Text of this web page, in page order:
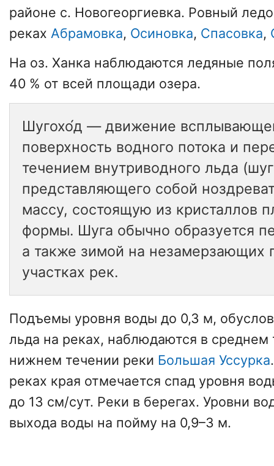
районе с. Новогеоргиевка. Ровный
реках Абрамовка, Осиновка, Спасовка,
На оз. Ханка наблюдаются ледяные
40 % от всей площади озера.
Шугохо́д — движение
поверхность водного потока и
течением внутриводного льда
представляющего собой
массу, состоящую из кристаллов
формы. Шуга обычно образуется
а также зимой на незамерзающих
участках рек.
Подъемы уровня воды до 0,3 м,
льда на реках, наблюдаются в
нижнем течении реки Большая Уссурка
реках края отмечается спад уровня
до 13 см/сут. Реки в берегах. Уровни
выхода воды на пойму на 0,9–3 м.